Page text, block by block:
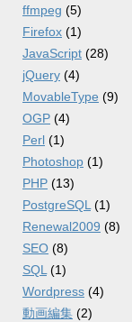
ffmpeg (5)
Firefox (1)
JavaScript (28)
jQuery (4)
MovableType (9)
OGP (4)
Perl (1)
Photoshop (1)
PHP (13)
PostgreSQL (1)
Renewal2009 (8)
SEO (8)
SQL (1)
Wordpress (4)
動画編集 (2)